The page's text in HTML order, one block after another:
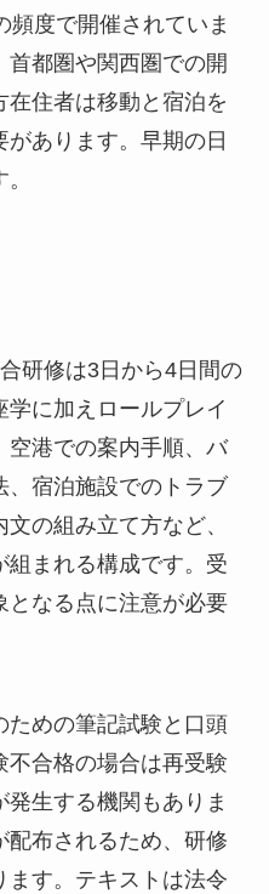
頻度で開催されていま
都圏や関西圏での開
住者は移動と宿泊を
あります。早期の日
研修は3日から4日間の
に加えロールプレイ
空港での案内手順、バ
、宿泊施設でのトラブ
の組み立て方など、
まれる構成です。受
となる点に注意が必要
ための筆記試験と口頭
合格の場合は再受験
生する機関もありま
布されるため、研修
す。テキストは法令